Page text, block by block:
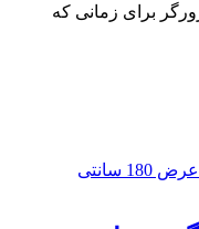
برای زمانی که